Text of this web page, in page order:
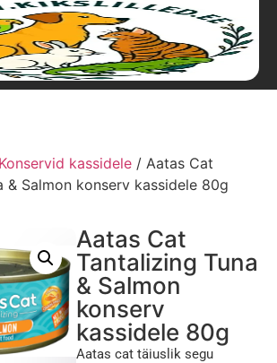
Konservid kassidele / Aatas Cat
& Salmon konserv kassidele 80g
Aatas Cat
Tantalizing Tuna
& Salmon
konserv
kassidele 80g
Aatas cat täiuslik segu